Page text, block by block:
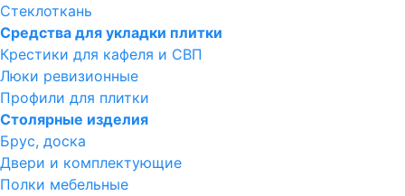
Стеклоткань
Средства для укладки плитки
Крестики для кафеля и СВП
Люки ревизионные
Профили для плитки
Столярные изделия
Брус, доска
Двери и комплектующие
Полки мебельные